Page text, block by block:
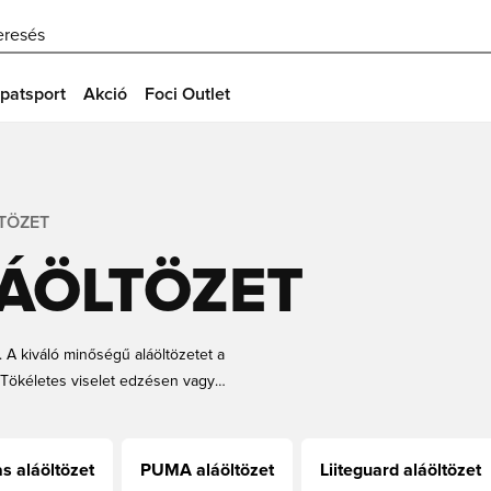
Akció Foci Outlet
kiváló minőségű aláöltözetet a
viselet edzésen vagy
aláöltözet PUMA aláöltözet Liiteguard aláöltözet